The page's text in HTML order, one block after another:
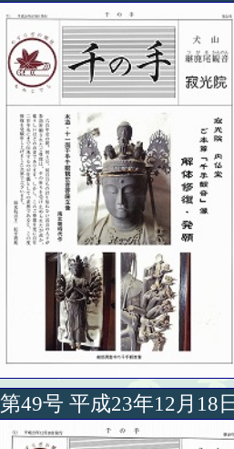
第49号 平成23年12月18日